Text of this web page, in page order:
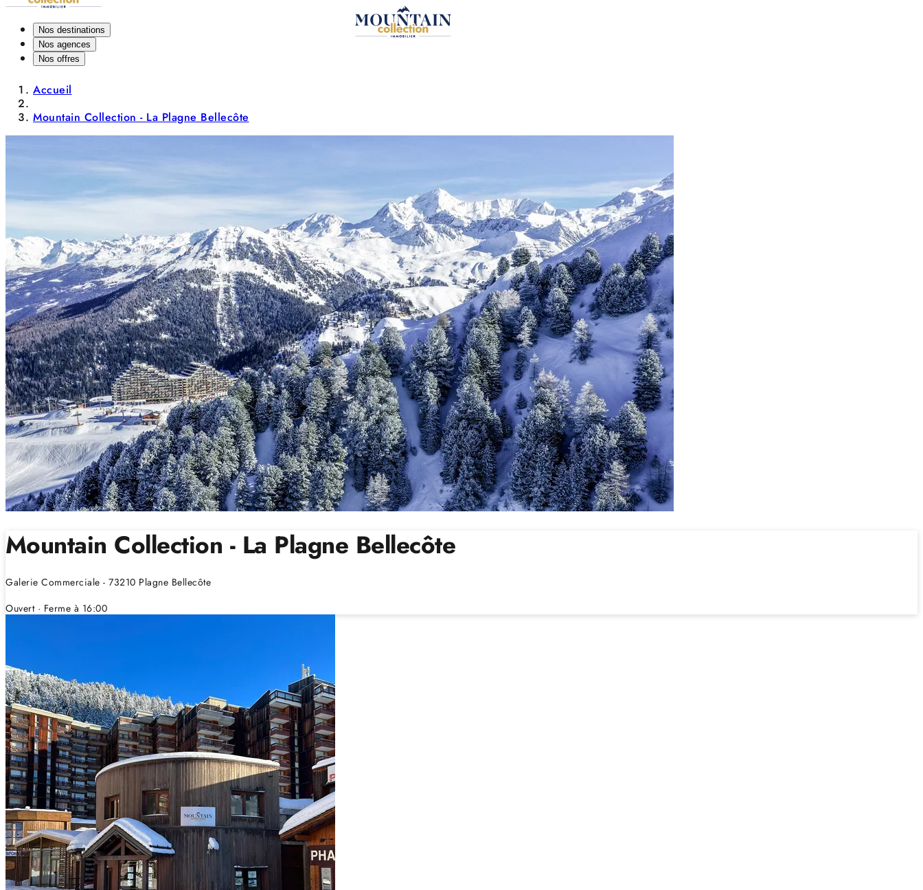
Nos destinations
Nos agences
Nos offres
Accueil
Mountain Collection - La Plagne Bellecôte
Mountain Collection - La Plagne Bellecôte
Galerie Commerciale - 73210 Plagne Bellecôte
Ouvert· Ferme à 16:00